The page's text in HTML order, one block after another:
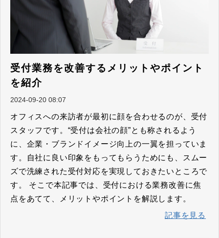
受付業務を改善するメリットやポイント
を紹介
2024-09-20 08:07
オフィスへの来訪者が最初に顔を合わせるのが、受付
スタッフです。“受付は会社の顔”とも称されるよう
に、企業・ブランドイメージ向上の一翼を担っていま
す。自社に良い印象をもってもらうためにも、スムー
ズで洗練された受付対応を実現しておきたいところで
す。 そこで本記事では、受付における業務改善に焦
点をあてて、メリットやポイントを解説します。
記事を見る